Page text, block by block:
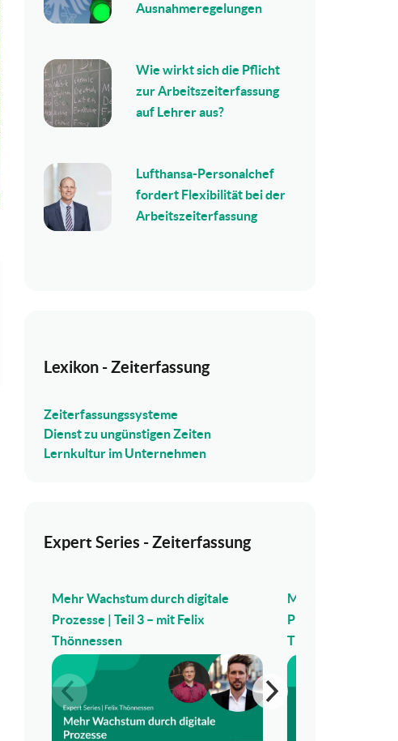
Ausnahmeregelungen
Wie wirkt sich die Pflicht
zur Arbeitszeiterfassung
auf Lehrer aus?
Lufthansa-Personalchef
fordert Flexibilität bei der
Arbeitszeiterfassung
Lexikon - Zeiterfassung
Zeiterfassungssysteme
Dienst zu ungünstigen Zeiten
Lernkultur im Unternehmen
Expert Series - Zeiterfassung
Mehr Wachstum durch digitale
Prozesse | Teil 3 – mit Felix
Thönnessen
Mehr Wachstum
Prozesse | Teil 2 –
Thönnessen